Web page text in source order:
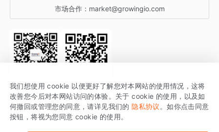
开发者文档
SDK 文档
场景指南
行业活动
市场合作： market@growingio.com
关注公众号 获取更多干货
GrowingIO 是专注于数据智能分析与增长的品牌，核心平台为 GrowingIO
分析云。
我们想使用 cookie 以便更好了解您对本网站的使用情况，这将
改善您今后对本网站访问的体验。关于 cookie 的使用，以及如
何撤回或管理您的同意，请详见我们的 隐私协议 。如你点击同意
按钮，将视为您同意 cookie 的使用。